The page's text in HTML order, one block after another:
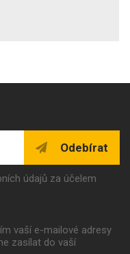
Odebírat
údajů za účelem
vaší e-mailové adresy
zasílat do vaší